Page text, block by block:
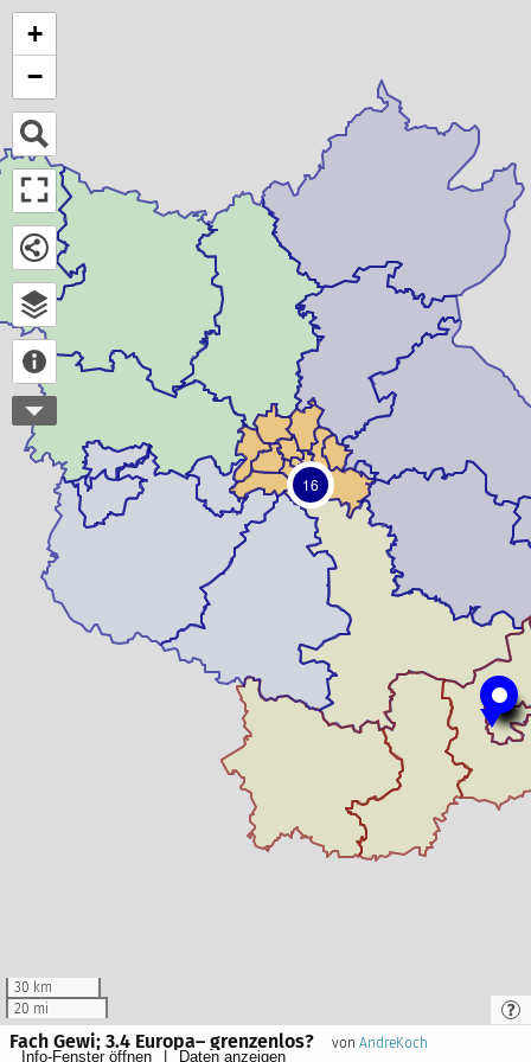
16
+
−
30 km
20 mi
Fach Gewi; 3.4 Europa– grenzenlos? von AndreKoch
Info-Fenster öffnen Daten anzeigen